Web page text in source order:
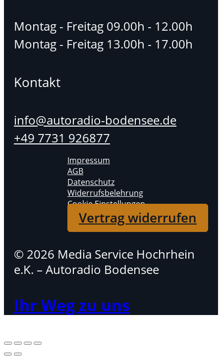
Montag - Freitag 09.00h - 12.00h
Montag - Freitag 13.00h - 17.00h
Kontakt
info@autoradio-bodensee.de
+49 7731 926877
Impressum
AGB
Datenschutz
Widerrufsbelehrung
Cookie Einstellungen
Vertrag widerrufen
© 2026 Media Service Hochrhein
e.K. – Autoradio Bodensee
Ihr Weg zu uns